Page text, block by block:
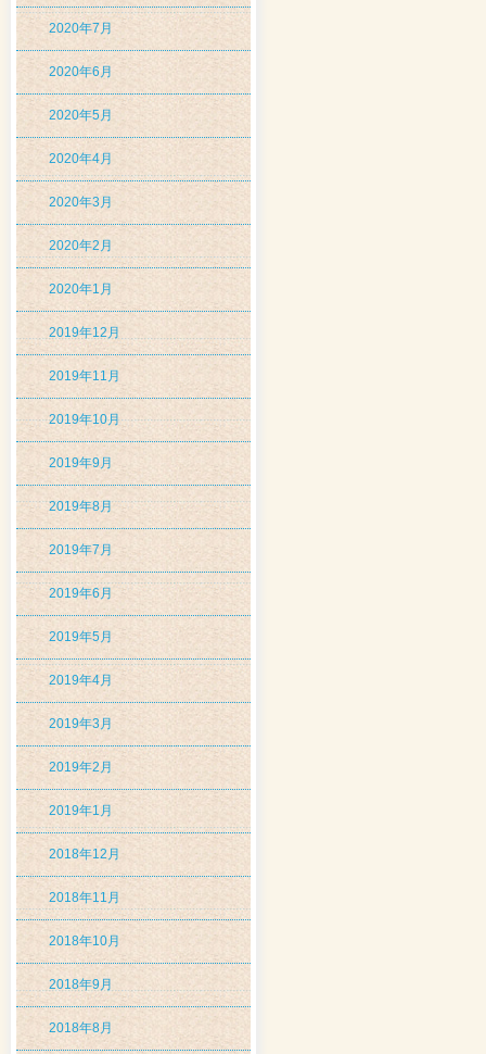
2020年7月
2020年6月
2020年5月
2020年4月
2020年3月
2020年2月
2020年1月
2019年12月
2019年11月
2019年10月
2019年9月
2019年8月
2019年7月
2019年6月
2019年5月
2019年4月
2019年3月
2019年2月
2019年1月
2018年12月
2018年11月
2018年10月
2018年9月
2018年8月